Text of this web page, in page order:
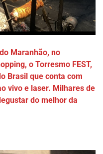
Maranhão, no
o Torresmo FEST,
Brasil que conta com
vivo e laser. Milhares de
do melhor da